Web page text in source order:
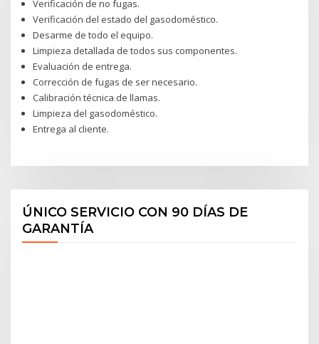
Verificación de no fugas.
Verificación del estado del gasodoméstico.
Desarme de todo el equipo.
Limpieza detallada de todos sus componentes.
Evaluación de entrega.
Corrección de fugas de ser necesario.
Calibración técnica de llamas.
Limpieza del gasodoméstico.
Entrega al cliente.
ÚNICO SERVICIO CON 90 DÍAS DE
GARANTÍA